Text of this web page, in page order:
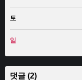
토
일
댓글 (2)